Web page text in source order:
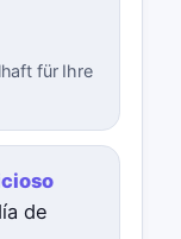
für Ihre
de